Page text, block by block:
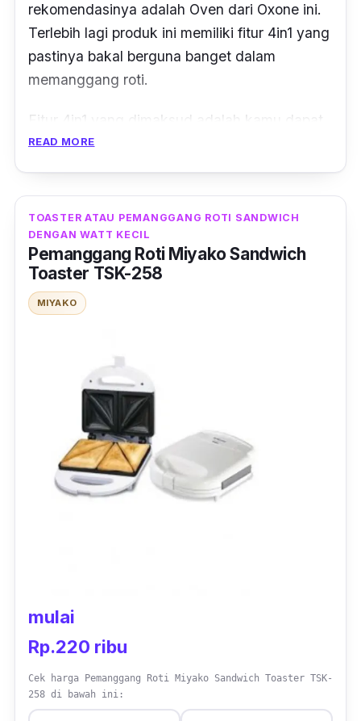
rekomendasinya adalah Oven dari Oxone ini.
Terlebih lagi produk ini memiliki fitur 4in1 yang
pastinya bakal berguna banget dalam
memanggang roti.
Fitur 4in1 yang dimaksud adalah kamu dapat
menggunakan oven ini dengan berbagai
membakar makanan. Adanya teknologiBBQ
& Rottiseries Pickini kamu juga bisa
mengembangkan kue dan memanggang
ayam dengan cepat dan merata.
jumlah banyak. Selain itu, penggunaan oven
ini juga sangat mudah karena disediakan
kontrol waktu, suhu yang bisa kamu atur
sesuai kebutuhan. Oven pemanggang roti ini,
memiliki fungsirotissie
dan dapat mencapai
suhu panas maksimal hingga 250 derajat. Itu
READ MORE
TOASTER ATAU PEMANGGANG ROTI SANDWICH
DENGAN WATT KECIL
Pemanggang Roti Miyako Sandwich
Toaster TSK-258
MIYAKO
mulai
Rp.220 ribu
Cek harga Pemanggang Roti Miyako Sandwich Toaster TSK-
258 di bawah ini: